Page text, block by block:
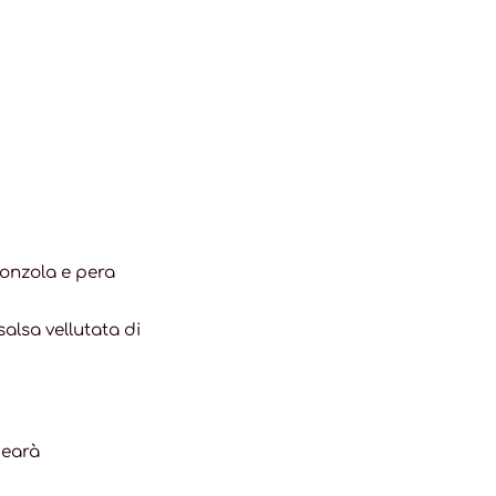
e pera
vellutata di